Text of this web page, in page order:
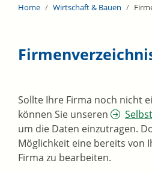
Home Wirtschaft & Bauen
Sollte Ihre Firma noch nicht
können Sie unseren
um die Daten einzutragen.
Möglichkeit eine bereits von
Firma zu bearbeiten.